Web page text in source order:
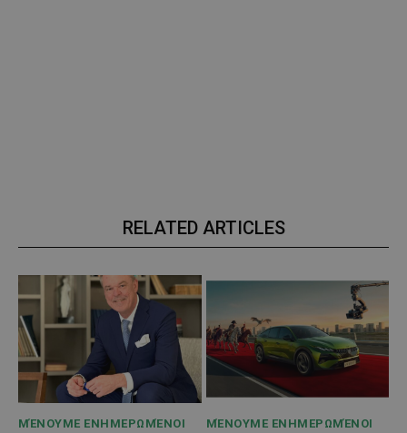
RELATED ARTICLES
ΜΈΝΟΥΜΕ ΕΝΗΜΕΡΩΜΈΝΟΙ ΜΈΝΟΥΜΕ ΕΝΗΜΕΡΩΜΈΝΟΙ